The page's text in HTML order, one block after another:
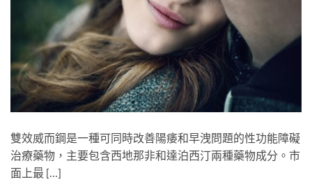
雙效威而鋼是一種可同時改善陽痿和早洩問題的性功能障礙
治療藥物，主要包含西地那非和達泊西汀兩種藥物成分。市
面上最 […]